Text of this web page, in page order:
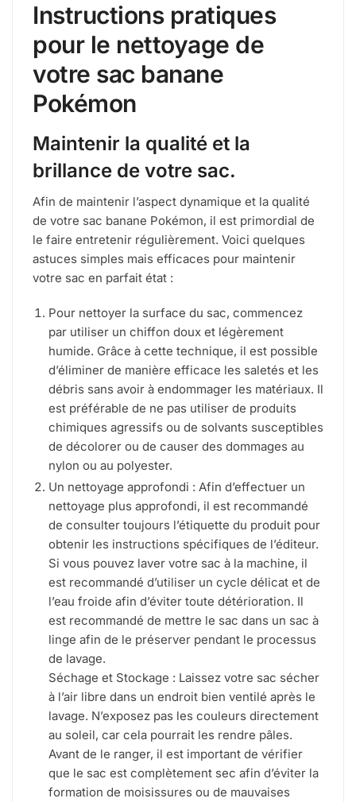
Instructions pratiques
pour le nettoyage de
votre sac banane
Pokémon
Maintenir la qualité et la
brillance de votre sac.
Afin de maintenir l’aspect dynamique et la qualité
de votre sac banane Pokémon, il est primordial de
le faire entretenir régulièrement. Voici quelques
astuces simples mais efficaces pour maintenir
votre sac en parfait état :
Pour nettoyer la surface du sac, commencez
par utiliser un chiffon doux et légèrement
humide. Grâce à cette technique, il est possible
d’éliminer de manière efficace les saletés et les
débris sans avoir à endommager les matériaux. Il
est préférable de ne pas utiliser de produits
chimiques agressifs ou de solvants susceptibles
de décolorer ou de causer des dommages au
nylon ou au polyester.
Un nettoyage approfondi : Afin d’effectuer un
nettoyage plus approfondi, il est recommandé
de consulter toujours l’étiquette du produit pour
obtenir les instructions spécifiques de l’éditeur.
Si vous pouvez laver votre sac à la machine, il
est recommandé d’utiliser un cycle délicat et de
l’eau froide afin d’éviter toute détérioration. Il
est recommandé de mettre le sac dans un sac à
linge afin de le préserver pendant le processus
de lavage.
Séchage et Stockage : Laissez votre sac sécher
à l’air libre dans un endroit bien ventilé après le
lavage. N’exposez pas les couleurs directement
au soleil, car cela pourrait les rendre pâles.
Avant de le ranger, il est important de vérifier
que le sac est complètement sec afin d’éviter la
formation de moisissures ou de mauvaises